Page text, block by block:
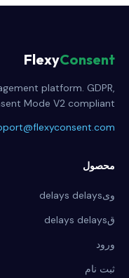
FlexyConsent
platform. GDPR,
Mode V2 compliant.
محصول
ویdelays delays
قdelays delays
ورود
ثبت نام